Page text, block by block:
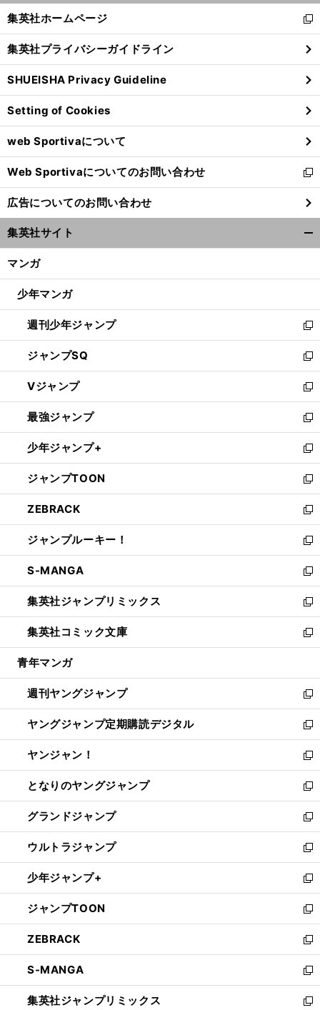
閉
る
集英社ホームページ
新
し
い
ウ
ィ
ン
ド
ウ
で
開
く
集英社プライバシーガイドライン
SHUEISHA Privacy Guideline
Setting of Cookies
web Sportivaについて
Web Sportivaについてのお問い合わせ
新
し
い
ウ
ィ
ン
ウ
開
く
広告についてのお問い合わせ
集英社サイト
マンガ
少年マンガ
週刊少年ジャンプ
新
し
い
ウ
ィ
ン
ド
ウ
で
開
く
ジャンプSQ
新
し
い
ウ
ィ
ン
ド
ウ
で
開
く
Vジャンプ
新
し
い
ウ
ィ
ン
ド
ウ
で
開
く
最強ジャンプ
新
し
い
ウ
ィ
ン
ド
ウ
で
開
く
少年ジャンプ+
新
し
い
ウ
ィ
ン
ド
ウ
で
開
く
ジャンプTOON
新
し
い
ウ
ィ
ン
ド
ウ
で
開
く
ZEBRACK
新
し
い
ウ
ィ
ン
ド
ウ
で
開
ジャンプルーキー！
新
し
い
ウ
ィ
ン
ド
ウ
開
く
S-MANGA
新
し
い
ウ
ィ
ン
ウ
で
開
く
集英社ジャンプリミックス
新
し
い
ウ
ン
ド
ウ
で
開
く
集英社コミック文庫
新
し
ウ
ィ
ン
ド
ウ
で
開
く
青年マンガ
週刊ヤングジャンプ
新
し
い
ウ
ィ
ン
ド
ウ
で
開
く
ヤングジャンプ定期購読デジタル
新
し
い
ウ
ィ
ン
ド
ウ
で
開
く
ヤンジャン！
新
し
い
ウ
ィ
ン
ド
ウ
で
開
く
となりのヤングジャンプ
新
し
い
ウ
ィ
ン
ド
ウ
で
開
く
グランドジャンプ
新
し
い
ウ
ィ
ン
ド
ウ
で
開
く
ウルトラジャンプ
新
し
い
ウ
ィ
ン
ド
ウ
で
開
く
少年ジャンプ+
新
し
い
ウ
ィ
ン
ド
ウ
で
ジャンプTOON
新
し
い
ウ
ィ
ン
ド
ZEBRACK
新
し
い
ウ
ィ
S-MANGA
新
し
い
集英社ジャンプリミックス 新